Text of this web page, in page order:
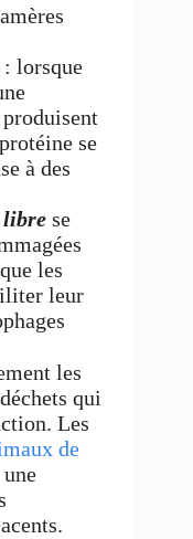
: lorsque
se
à des
se
les
leur
les
qui
Les
de